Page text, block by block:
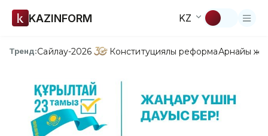
KAZINFORM KZ
Тренд:Сайлау-2026 Конституциялық реформаАрнайы